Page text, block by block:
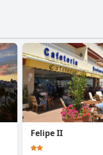
Felipe II